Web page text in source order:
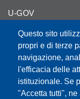
Questo sito
propri e di terze
navigazione,
l'efficacia delle
istituzionale. Se
"Accetta tutti",
U-GOV
IRIS
MOODLE